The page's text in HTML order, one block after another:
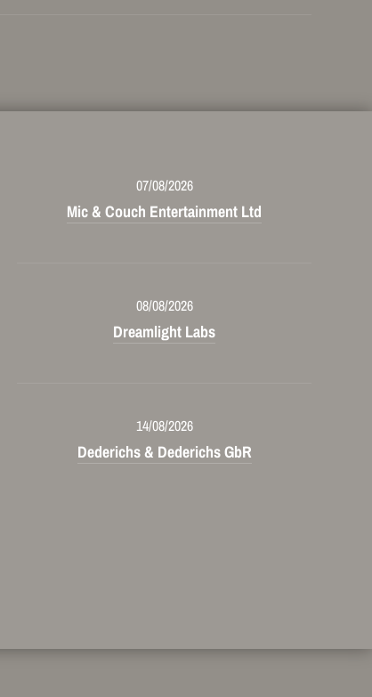
07/08/2026
Mic & Couch Entertainment Ltd
08/08/2026
Dreamlight Labs
14/08/2026
Dederichs & Dederichs GbR